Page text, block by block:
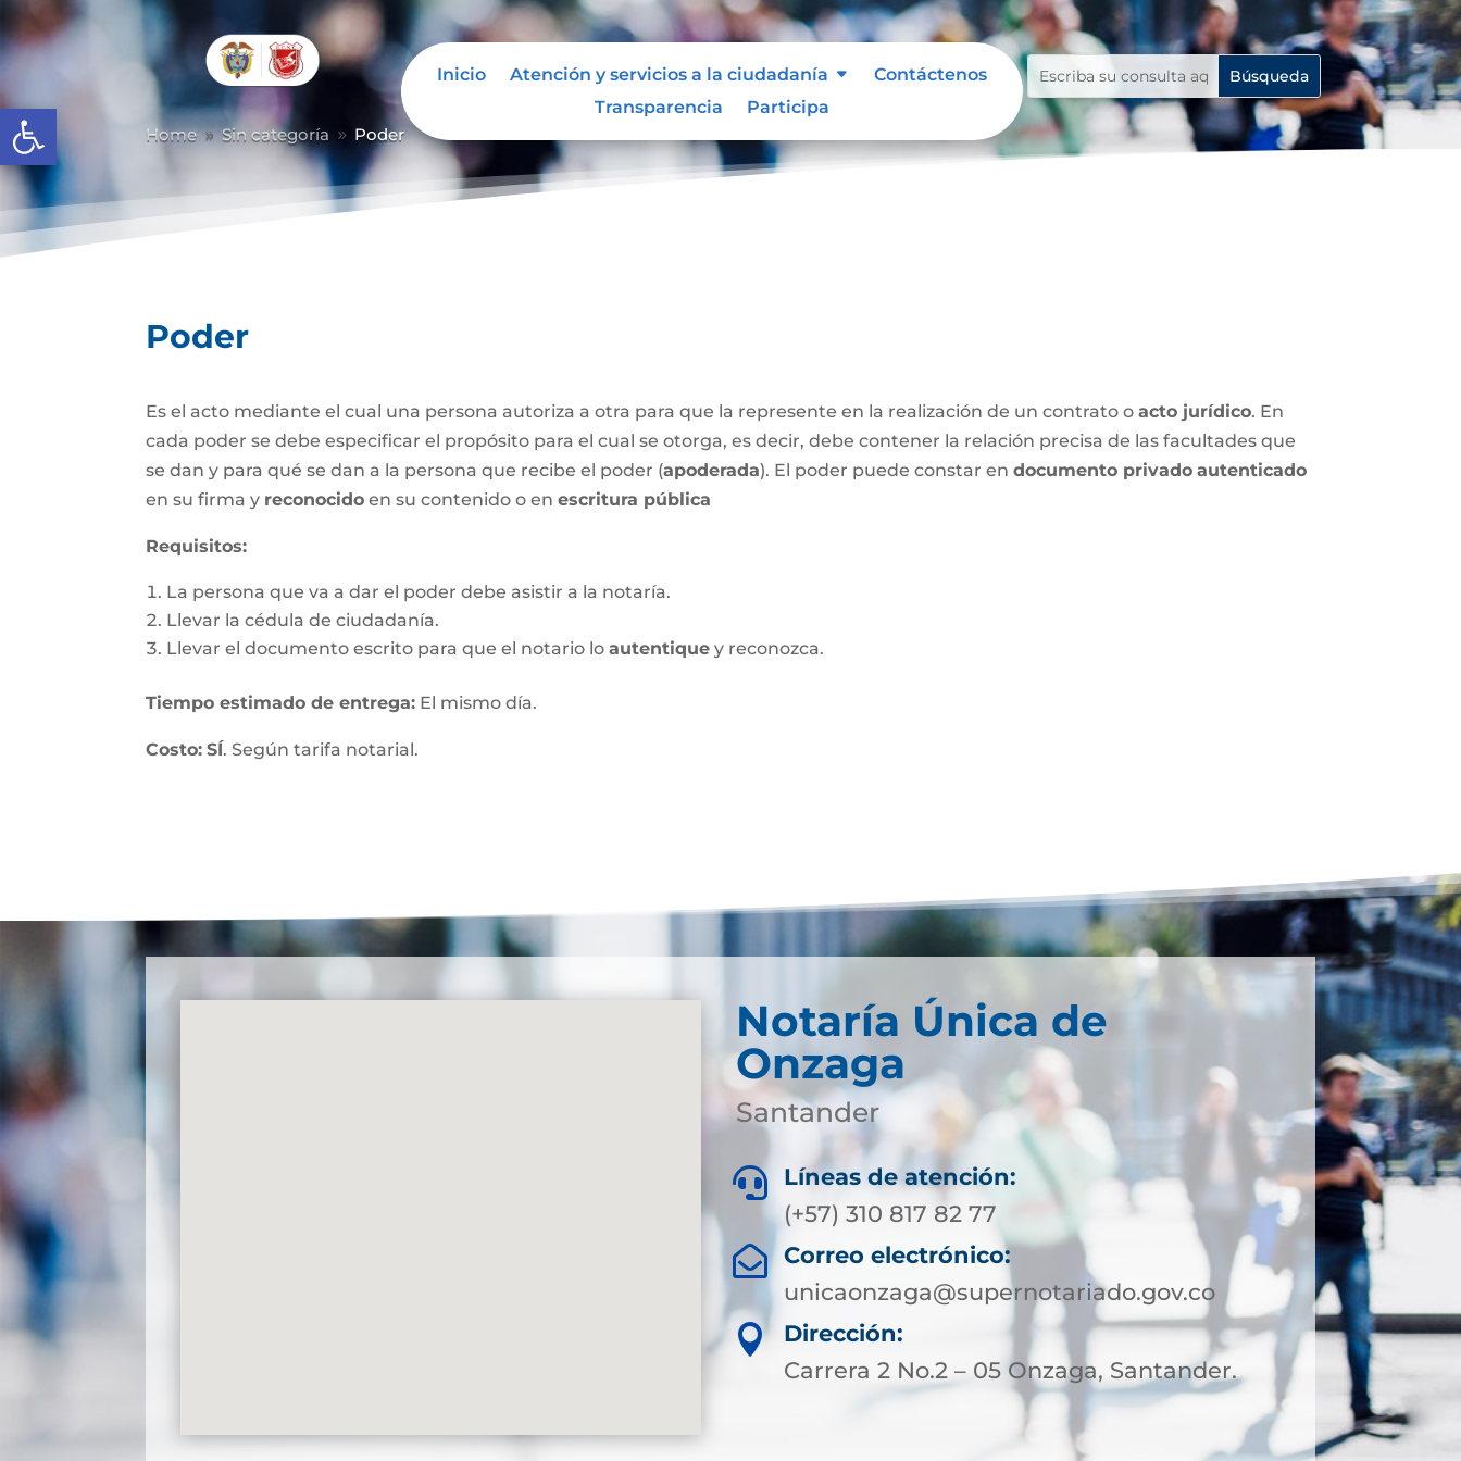
Abrir barra de herramientas
Inicio Atención y servicios a la ciudadanía
Contáctenos
Transparencia
Participa
Home 9 Sin categoría 9 Poder
Poder
Es el acto mediante el cual una persona autoriza a otra para que la represente en la realización de un contrato oacto jurídico. En
cada poder se debe especificar el propósito para el cual se otorga, es decir, debe contener la relación precisa de las facultades que
se dan y para qué se dan a la persona que recibe el poder (apoderada). El poder puede constar endocumento privado autenticado
en su firma y reconocido en su contenido o enescritura pública
Requisitos:
La persona que va a dar el poder debe asistir a la notaría.
Llevar la cédula de ciudadanía.
Llevar el documento escrito para que el notario loautentique y reconozca.
Tiempo estimado de entrega: El mismo día.
Costo: SÍ. Según tarifa notarial.
Notaría Única de
Onzaga
Santander

Líneas de atención:
(+57) 310 817 82 77

Correo electrónico:
unicaonzaga@supernotariado.gov.co

Dirección:
Carrera 2 No.2 – 05 Onzaga, Santander.